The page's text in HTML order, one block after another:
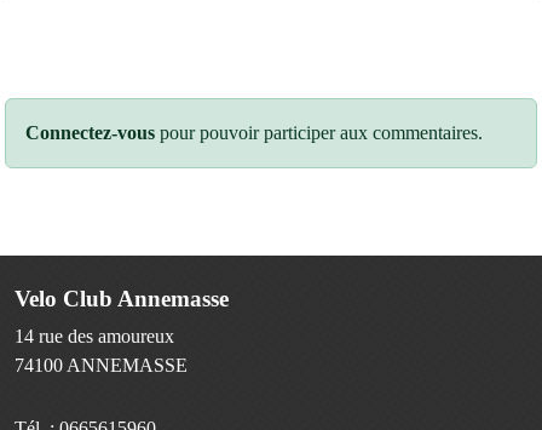
Connectez-vous pour pouvoir participer aux commentaires.
Velo Club Annemasse
14 rue des amoureux
74100 ANNEMASSE